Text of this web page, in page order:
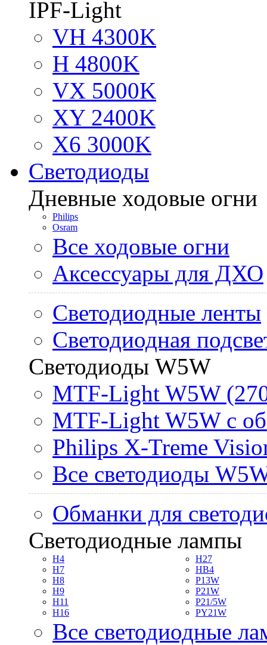
IPF-Light
VH 4300K
H 4800K
VX 5000K
XY 2400K
X6 3000K
Светодиоды
Дневные ходовые огни
Philips
Osram
Все ходовые огни
Аксессуары для ДХО
Светодиодные ленты
Светодиодная
Светодиоды W5W
MTF-Light W5W
MTF-Light W5W с
Philips X-Treme
Все светодиоды
Обманки для
Светодиодные лампы
H4
H7
H8
H9
H11
H16
H27
HB4
P13W
P21W
P21/5W
PY21W
Все светодиодные